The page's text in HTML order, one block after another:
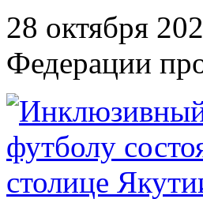
28 октября
Федерации